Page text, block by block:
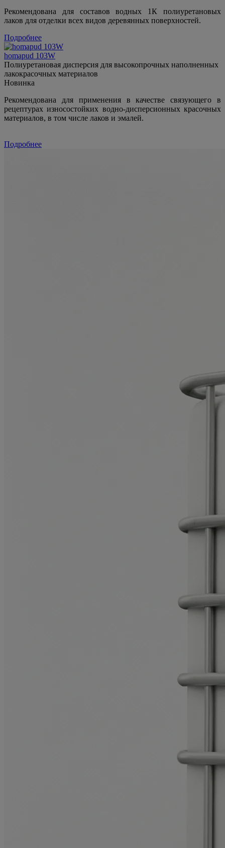
Рекомендована для составов водных 1К полиуретановых
лаков для отделки всех видов деревянных поверхностей.
Подробнее
homapud 103W
Полиуретановая дисперсия для высокопрочных наполненных
лакокрасочных материалов
Новинка
Рекомендована для применения в качестве связующего в
рецептурах износостойких водно-дисперсионных красочных
материалов, в том числе лаков и эмалей.
Подробнее